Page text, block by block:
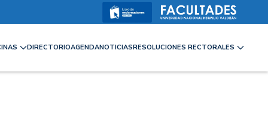
DIRECTORIOAGENDANOTICIASRESOLUCIONES RECTORALES